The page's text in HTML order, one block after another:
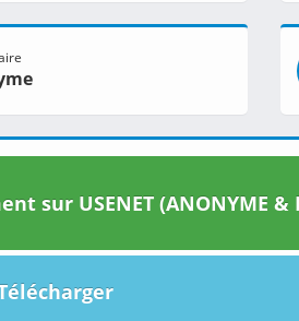
sur USENET (ANONYME &